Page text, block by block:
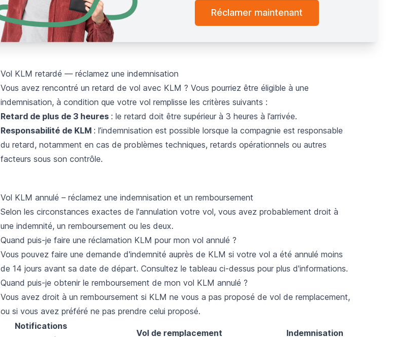
Réclamer maintenant
Vol KLM retardé — réclamez une indemnisation
Vous avez rencontré un retard de vol avec KLM ? Vous pourriez être éligible à une
indemnisation, à condition que votre vol remplisse les critères suivants :
Retard de plus de 3 heures : le retard doit être supérieur à 3 heures à l’arrivée.
Responsabilité de KLM : l’indemnisation est possible lorsque la compagnie est responsable
du retard, notamment en cas de problèmes techniques, retards opérationnels ou autres
facteurs sous son contrôle.
Vol KLM annulé – réclamez une indemnisation et un remboursement
Selon les circonstances exactes de l'annulation votre vol, vous avez probablement droit à
une indemnité, un remboursement ou les deux.
Quand puis-je faire une réclamation KLM pour mon vol annulé ?
Vous pouvez faire une demande d'indemnité auprès de KLM si votre vol a été annulé moins
de 14 jours avant sa date de départ. Consultez le tableau ci-dessus pour plus d'informations.
Quand puis-je obtenir le remboursement de mon vol KLM annulé ?
Vous avez droit à un remboursement si KLM ne vous a pas proposé de vol de remplacement,
ou si vous avez préféré ne pas prendre celui proposé.
Notifications
Vol de remplacement Indemnisation